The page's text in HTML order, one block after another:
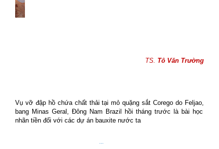
TS. Tô Văn Trường
Vụ vỡ đập hồ chứa chất thải tại mỏ quặng sắt Corego do Feljao,
bang Minas Geral , Đông Nam Brazi l hồi tháng trước là bài học
nhãn tiền đối với các dự án bauxite nước ta
…